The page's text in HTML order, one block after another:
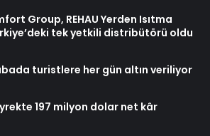
Group, REHAU Yerden Isıtma
tek yetkili distribütörü oldu
turistlere her gün altın veriliyor
197 milyon dolar net kâr